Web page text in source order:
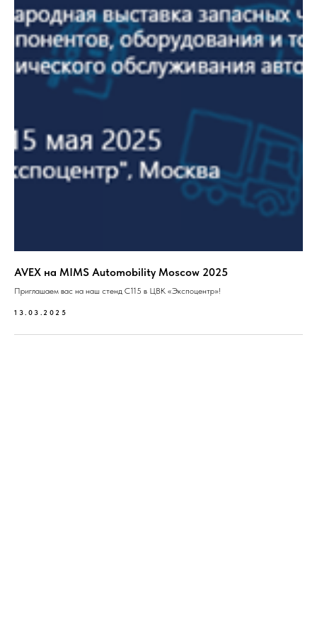
AVEX на MIMS Automobility Moscow 2025
Приглашаем вас на наш стенд С115 в ЦВК «Экспоцентр»!
13.03.2025